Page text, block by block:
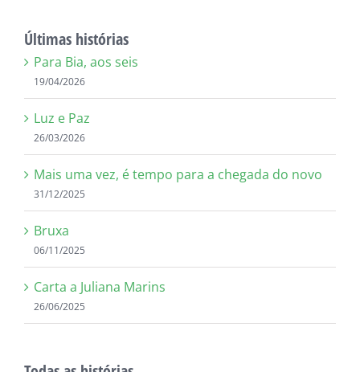
Últimas histórias
Para Bia, aos seis
19/04/2026
26/03/2026
31/12/2025
06/11/2025
26/06/2025
Todas as histórias